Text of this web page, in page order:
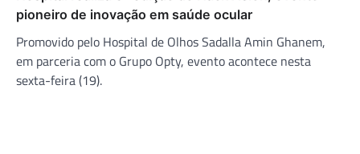
pioneiro de inovação em saúde ocular
Promovido pelo Hospital de Olhos Sadalla Amin Ghanem,
em parceria com o Grupo Opty, evento acontece nesta
sexta-feira (19).